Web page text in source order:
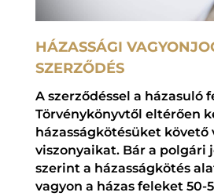
HÁZASSÁGI
SZERZŐDÉS
A szerződéssel a házasuló
Törvénykönyvtől eltérően
házasságkötésüket követő
viszonyaikat. Bár a polgári
szerint a házasságkötés
vagyon a házas feleket 50-